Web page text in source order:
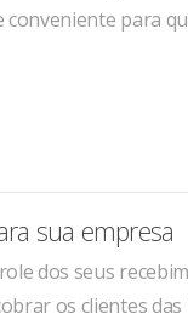
conveniente para
sua empresa
dos seus
os clientes